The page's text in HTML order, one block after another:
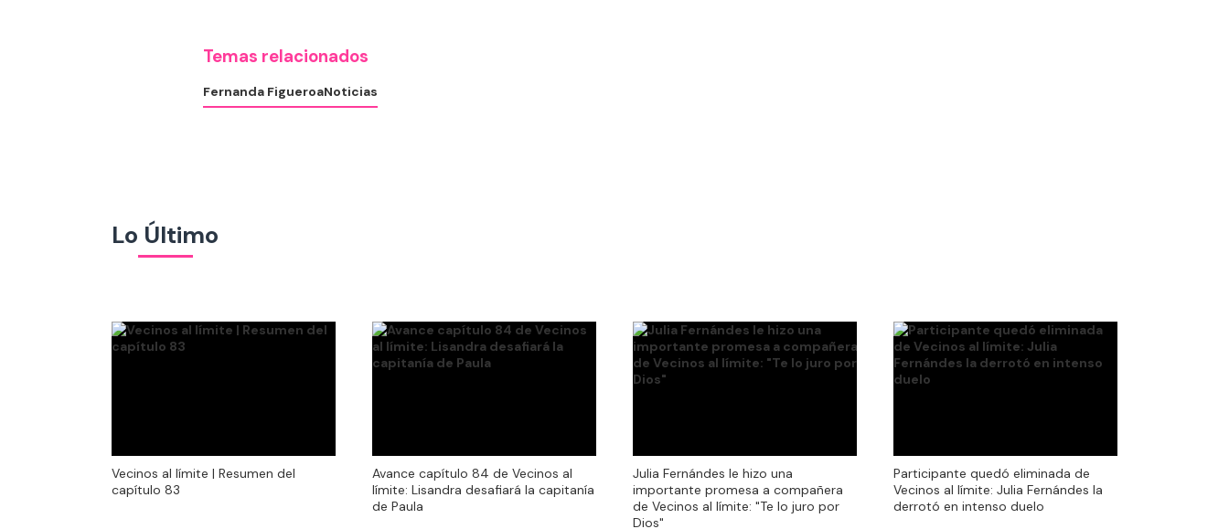
Temas relacionados
Fernanda FigueroaNoticias
Lo Último
capítulo 83
Vecinos al límite | Resumen del
capítulo 83
límite: Lisandra desafiará la capitanía
de Paula
Avance capítulo 84 de Vecinos al
límite: Lisandra desafiará la capitanía
de Paula
importante promesa a compañera
de Vecinos al límite: "Te lo juro por
Dios"
Julia Fernándes le hizo una
importante promesa a compañera
de Vecinos al límite: "Te lo juro por
Dios"
Vecinos al límite: Julia Fernándes la
derrotó en intenso duelo
Participante quedó eliminada de
Vecinos al límite: Julia Fernándes la
derrotó en intenso duelo